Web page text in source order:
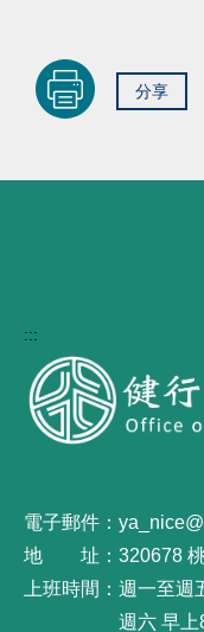
分享
:::
電子郵件：
地 址：320678 桃
上班時間：週一至
週六 早上8：